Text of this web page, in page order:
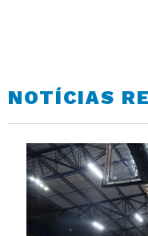
NOTÍCIAS